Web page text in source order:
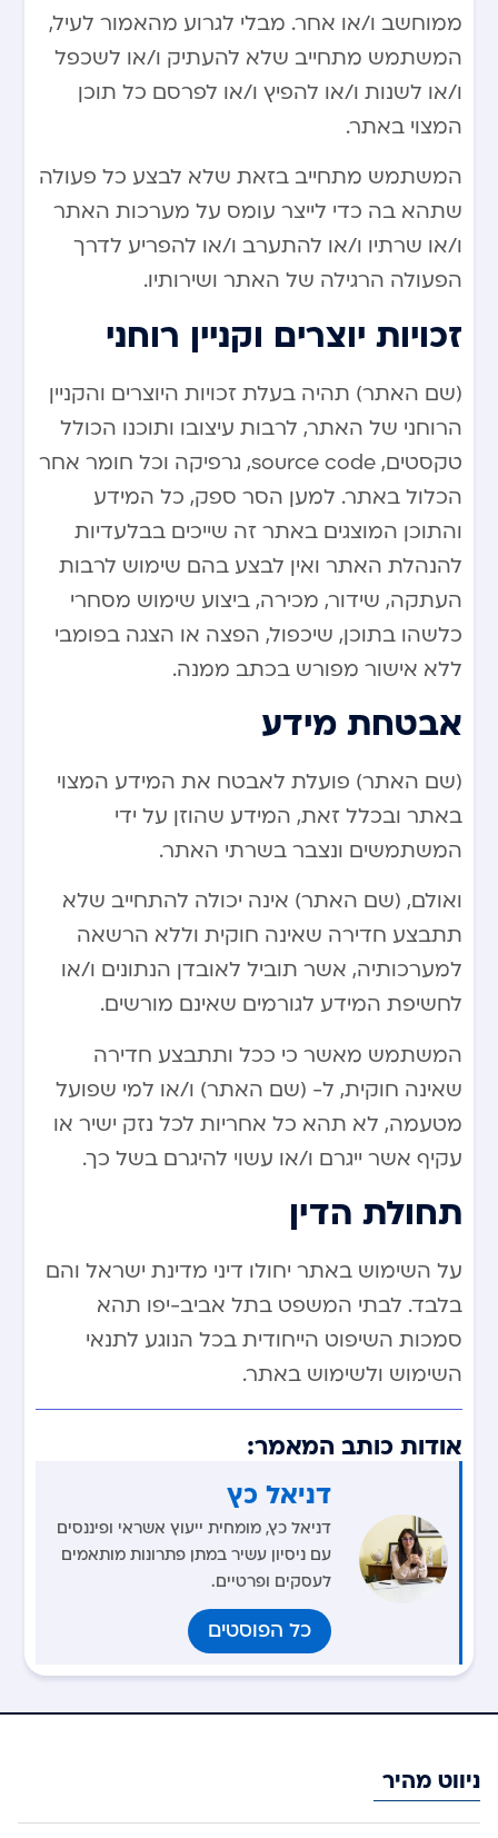
ממוחשב ו/או אחר. מבלי לגרוע מהאמור לעיל,
המשתמש מתחייב שלא להעתיק ו/או לשכפל
ו/או לשנות ו/או להפיץ ו/או לפרסם כל תוכן
המצוי באתר.
המשתמש מתחייב בזאת שלא לבצע כל פעולה
שתהא בה כדי לייצר עומס על מערכות האתר
ו/או שרתיו ו/או להתערב ו/או להפריע לדרך
הפעולה הרגילה של האתר ושירותיו.
זכויות יוצרים וקניין רוחני
(שם האתר) תהיה בעלת זכויות היוצרים והקניין
הרוחני של האתר, לרבות עיצובו ותוכנו הכולל
טקסטים, source code, גרפיקה וכל חומר אחר
הכלול באתר. למען הסר ספק, כל המידע
והתוכן המוצגים באתר זה שייכים בבלעדיות
להנהלת האתר ואין לבצע בהם שימוש לרבות
העתקה, שידור, מכירה, ביצוע שימוש מסחרי
כלשהו בתוכן, שיכפול, הפצה או הצגה בפומבי
ללא אישור מפורש בכתב ממנה.
אבטחת מידע
(שם האתר) פועלת לאבטח את המידע המצוי
באתר ובכלל זאת, המידע שהוזן על ידי
המשתמשים ונצבר בשרתי האתר.
ואולם, (שם האתר) אינה יכולה להתחייב שלא
תתבצע חדירה שאינה חוקית וללא הרשאה
למערכותיה, אשר תוביל לאובדן הנתונים ו/או
לחשיפת המידע לגורמים שאינם מורשים.
המשתמש מאשר כי ככל ותתבצע חדירה
שאינה חוקית, ל- (שם האתר) ו/או למי שפועל
מטעמה, לא תהא כל אחריות לכל נזק ישיר או
עקיף אשר ייגרם ו/או עשוי להיגרם בשל כך.
תחולת הדין
על השימוש באתר יחולו דיני מדינת ישראל והם
בלבד. לבתי המשפט בתל אביב-יפו תהא
סמכות השיפוט הייחודית בכל הנוגע לתנאי
השימוש ולשימוש באתר.
אודות כותב המאמר:
דניאל כץ
דניאל כץ, מומחית ייעוץ אשראי ופיננסים
עם ניסיון עשיר במתן פתרונות מותאמים
לעסקים ופרטיים.
כל הפוסטים
ניווט מהיר